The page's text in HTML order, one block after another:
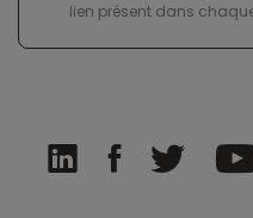
lien présent dans